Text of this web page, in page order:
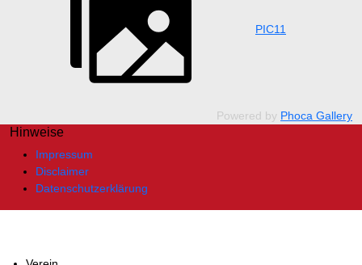
PIC11
Powered by Phoca Gallery
Hinweise
Impressum
Disclaimer
Datenschutzerklärung